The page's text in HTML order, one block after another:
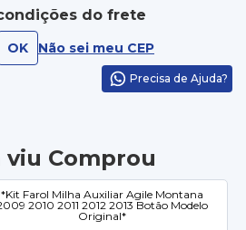
do frete
OK Não sei meu CEP
Precisa de Ajuda?
viu Comprou
*Kit Farol Milha Auxiliar Agile Montana
2010 2011 2012 2013 Botão Modelo
Original*